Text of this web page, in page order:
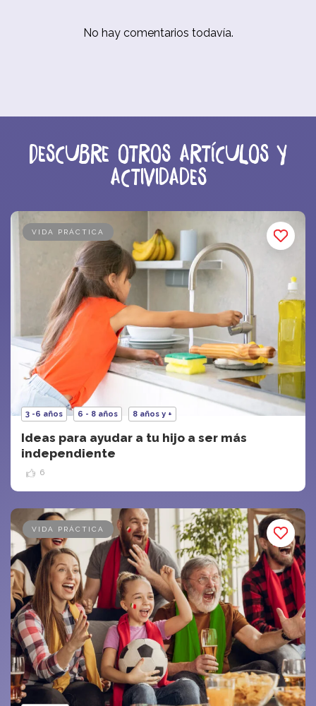
No hay comentarios todavía.
Descubre otros artículos y
actividades
VIDA PRÁCTICA
3 -6 años 6 - 8 años 8 años y +
Ideas para ayudar a tu hijo a ser más
independiente
6
VIDA PRÁCTICA